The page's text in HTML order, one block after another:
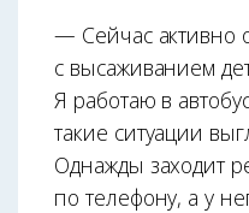
— Сейчас активно
с высаживанием
Я работаю в
такие ситуации
Однажды заходит
по телефону, а у